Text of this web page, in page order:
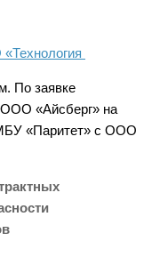
По заявке
ООО «Айсберг» на
МБУ «Паритет» с ООО